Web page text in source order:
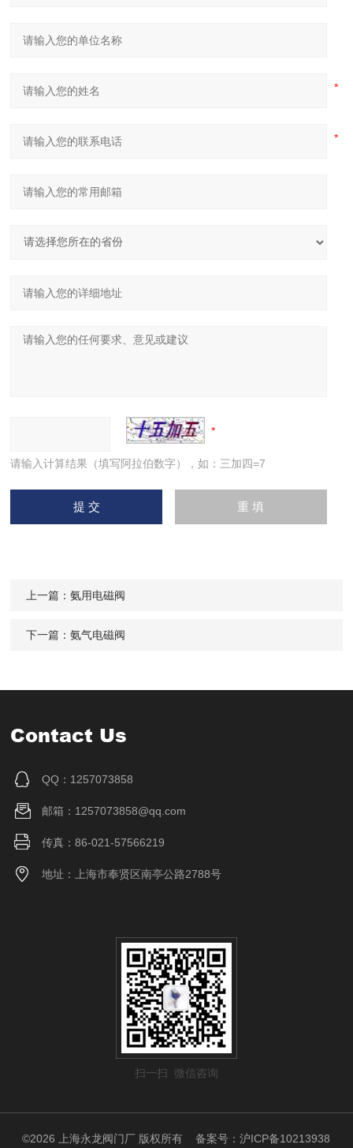
请输入计算结果（填写阿拉伯数字），如：三加四=7
上一篇：氨用电磁阀
下一篇：氨气电磁阀
Contact Us
QQ：1257073858
邮箱：1257073858@qq.com
传真：86-021-57566219
地址：上海市奉贤区南亭公路2788号
扫一扫 微信咨询
©2026 上海永龙阀门厂 版权所有备案号：沪ICP备10213938